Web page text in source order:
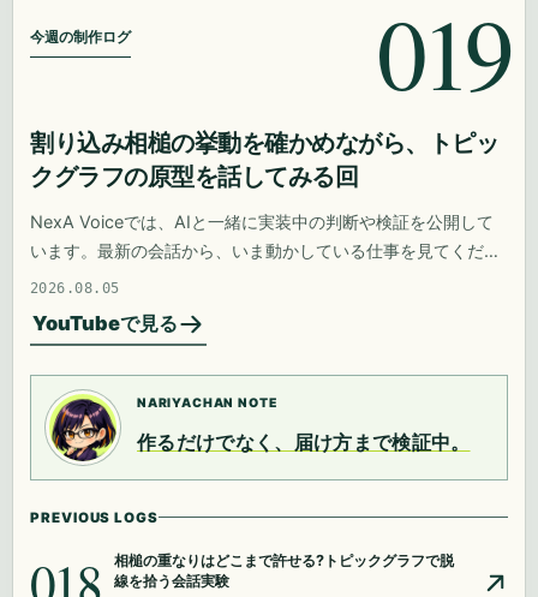
今週の制作ログ 019
割り込み相槌の挙動を確かめながら、トピッ
クグラフの原型を話してみる回
NexA Voiceでは、AIと一緒に実装中の判断や検証を公開して
います。最新の会話から、いま動かしている仕事を見てくださ
い。
2026.08.05
YouTubeで見る
NARIYACHAN NOTE
作るだけでなく、届け方まで検証中。
PREVIOUS LOGS
018
相槌の重なりはどこまで許せる?トピックグラフで脱
線を拾う会話実験